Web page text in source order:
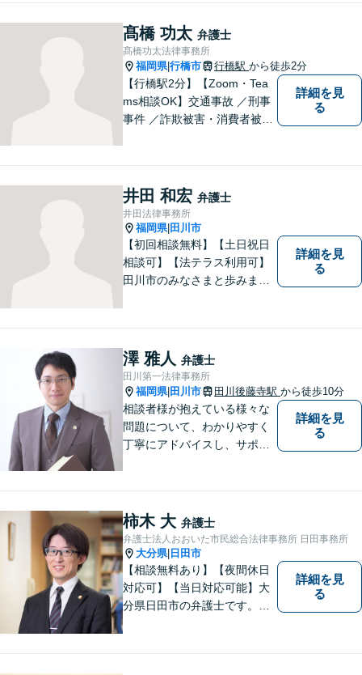
髙橋 功太 弁護士
髙橋功太法律事務所
福岡県|行橋市 行橋駅 から徒歩2分
【行橋駅2分】【Zoom・Tea
ms相談OK】交通事故 ／刑事
事件 ／詐欺被害・消費者被害
す。英語対応OK！【専用駐車
場あり】
詳細を見
る
井田 和宏 弁護士
井田法律事務所
福岡県| 田川市
【初回相談無料】【土日祝日
相談可】【法テラス利用可】
田川市のみなさまと歩みま
な対応、良質な法的サービス
の提供をモットーとする事務
所です。
詳細を見
る
澤 雅人 弁護士
田川第一法律事務所
福岡県| 田川市 田川後藤寺駅 から徒歩10分
相談者様が抱えている様々な
問題について、わかりやすく
丁寧にアドバイスし、サポー
詳細を見
る
柿木 大 弁護士
弁護士法人おおいた市民総合法律事務所 日田事務所
大分県| 日田市
【相談無料あり】【夜間休日
対応可】【当日対応可能】大
分県日田市の弁護士です。離
ください。
詳細を見
る